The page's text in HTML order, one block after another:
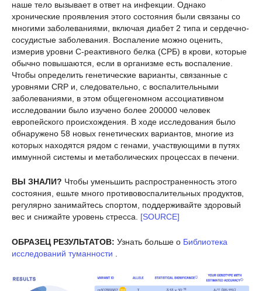
наше тело вызывает в ответ на инфекции. Однако
хронические проявления этого состояния были связаны со
многими заболеваниями, включая диабет 2 типа и сердечно-
сосудистые заболевания. Воспаление можно оценить,
измерив уровни С-реактивного белка (СРБ) в крови, которые
обычно повышаются, если в организме есть воспаление.
Чтобы определить генетические варианты, связанные с
уровнями CRP и, следовательно, с воспалительными
заболеваниями, в этом общегеномном ассоциативном
исследовании было изучено более 200000 человек
европейского происхождения. В ходе исследования было
обнаружено 58 новых генетических вариантов, многие из
которых находятся рядом с генами, участвующими в путях
иммунной системы и метаболических процессах в печени.
ВЫ ЗНАЛИ? Чтобы уменьшить распространенность этого
состояния, ешьте много противовоспалительных продуктов,
регулярно занимайтесь спортом, поддерживайте здоровый
вес и снижайте уровень стресса. [SOURCE]
ОБРАЗЕЦ РЕЗУЛЬТАТОВ: Узнать больше о Библиотека
исследований туманности